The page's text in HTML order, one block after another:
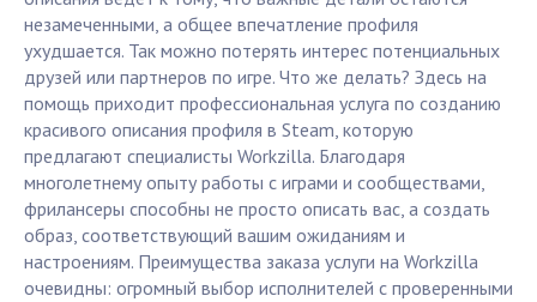
незамеченными, а общее впечатление профиля
ухудшается. Так можно потерять интерес потенциальных
друзей или партнеров по игре. Что же делать? Здесь на
помощь приходит профессиональная услуга по созданию
красивого описания профиля в Steam, которую
предлагают специалисты Workzilla. Благодаря
многолетнему опыту работы с играми и сообществами,
фрилансеры способны не просто описать вас, а создать
образ, соответствующий вашим ожиданиям и
настроениям. Преимущества заказа услуги на Workzilla
очевидны: огромный выбор исполнителей с проверенными